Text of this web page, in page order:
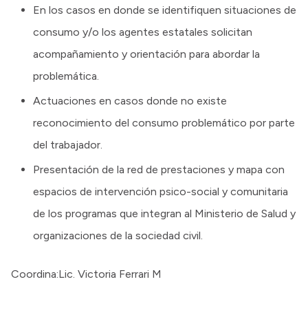
En los casos en donde se identifiquen situaciones de
consumo y/o los agentes estatales solicitan
acompañamiento y orientación para abordar la
problemática.
Actuaciones en casos donde no existe
reconocimiento del consumo problemático por parte
del trabajador.
Presentación de la red de prestaciones y mapa con
espacios de intervención psico-social y comunitaria
de los programas que integran al Ministerio de Salud y
organizaciones de la sociedad civil.
Coordina:Lic. Victoria Ferrari M